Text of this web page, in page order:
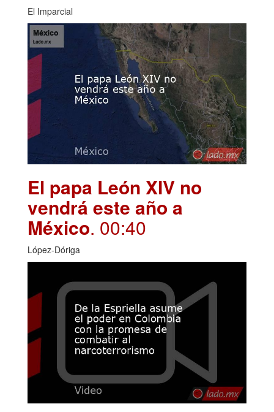
El Imparcial
El papa León XIV no
vendrá este año a
México. 00:40
López-Dóriga